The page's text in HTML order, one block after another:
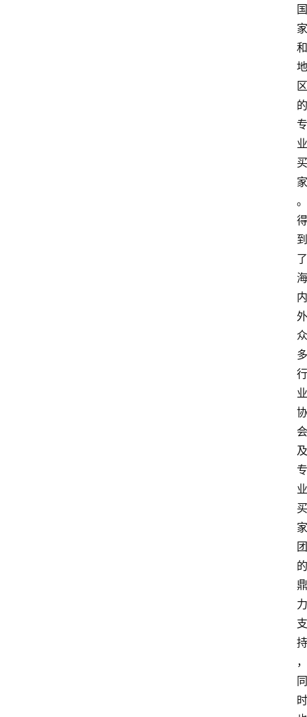
国
家
和
地
区
的
专
业
买
家
。
得
到
了
海
内
外
众
多
行
业
协
会
及
专
业
买
家
团
的
鼎
力
支
持
，
同
时